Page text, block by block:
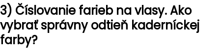
3) Číslovanie farieb na vlasy. Ako
vybrať správny odtieň kaderníckej
farby?